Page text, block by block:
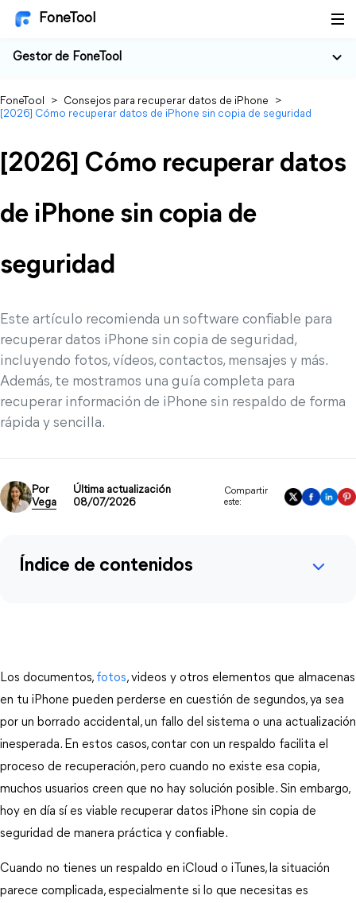
FoneTool
Gestor de FoneTool
FoneTool > Consejos para recuperar datos de iPhone
>
[2026] Cómo recuperar datos de iPhone sin copia de seguridad
[2026] Cómo recuperar datos
de iPhone sin copia de
seguridad
Este artículo recomienda un software confiable para
recuperar datos iPhone sin copia de seguridad,
incluyendo fotos, vídeos, contactos, mensajes y más.
Además, te mostramos una guía completa para
recuperar información de iPhone sin respaldo de forma
rápida y sencilla.
Por
Vega
Última actualización
08/07/2026
Compartir
este:
Índice de contenidos
Los documentos, fotos, videos y otros elementos que almacenas
en tu iPhone pueden perderse en cuestión de segundos, ya sea
por un borrado accidental, un fallo del sistema o una actualización
inesperada. En estos casos, contar con un respaldo facilita el
proceso de recuperación, pero cuando no existe esa copia,
muchos usuarios creen que no hay solución posible. Sin embargo,
hoy en día sí es viable recuperar datos iPhone sin copia de
seguridad de manera práctica y confiable.
Cuando no tienes un respaldo en iCloud o iTunes, la situación